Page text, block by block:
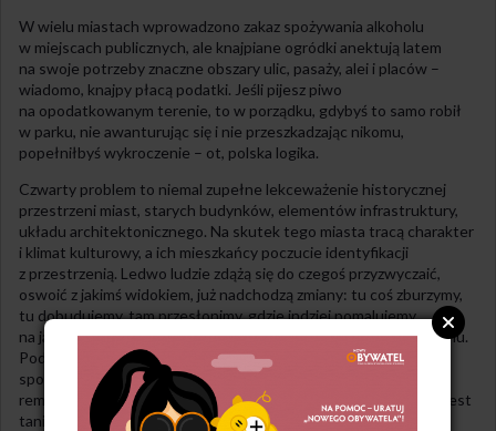
W wielu miastach wprowadzono zakaz spożywania alkoholu
w miejscach publicznych, ale knajpiane ogródki anektują latem
na swoje potrzeby znaczne obszary ulic, pasaży, alei i placów –
wiadomo, knajpy płacą podatki. Jeśli pijesz piwo
na opodatkowanym terenie, to w porządku, gdybyś to samo robił
w parku, nie awanturując się i nie przeszkadzając nikomu,
popełniłbyś wykroczenie – ot, polska logika.
Czwarty problem to niemal zupełne lekceważenie historycznej
przestrzeni miast, starych budynków, elementów infrastruktury,
układu architektonicznego. Na skutek tego miasta tracą charakter
i klimat kulturowy, a ich mieszkańcy poczucie identyfikacji
z przestrzenią. Ledwo ludzie zdążą się do czegoś przyzwyczaić,
oswoić z jakimś widokiem, już nadchodzą zmiany: tu coś zburzymy,
tu dobudujemy, tam przesłonimy, gdzie indziej pomalujemy
na jaskrawy kolor – w efekcie miasto znajduje się w ciągłym ruchu.
Pod nowe budowle poświęca się stare obiekty, niszcząc w ten
sposób ład przestrzenny i harmonię otoczenia. Zamiast
remontować – burzy się i buduje na tym miejscu nowe, bo „tak jest
taniej i szybciej”.